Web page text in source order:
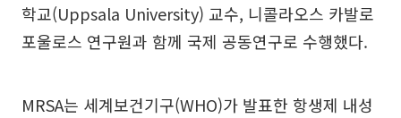
학교(Uppsala University) 교수, 니콜라오스 카발로
포울로스 연구원과 함께 국제 공동연구로 수행했다.
MRSA는 세계보건기구(WHO)가 발표한 항생제 내성